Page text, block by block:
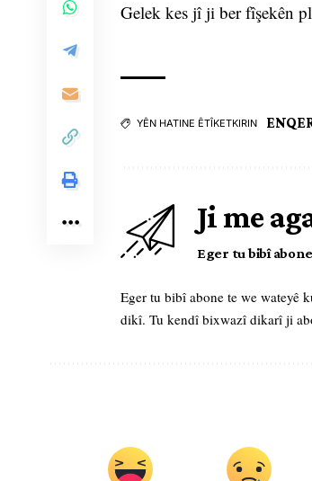
Gelek kes jî ji ber fîşekên
YÊN HATINE ÊTÎKETKIRIN
Ji me
Eger tu bibî
Eger tu bibî abone te we wateyê
dikî. Tu kendî bixwazî dikarî ji